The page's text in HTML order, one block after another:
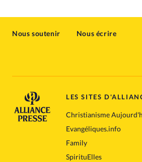
Nous soutenir Nous écrire
LES SITES
Christianisme
Evangéliques.info
Family
SpirituElles